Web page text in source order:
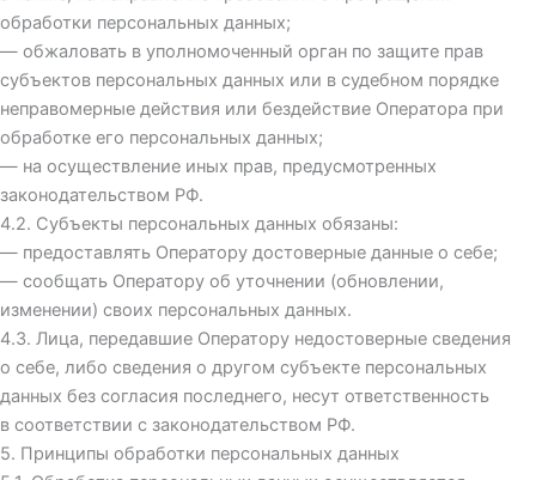
обработки персональных данных;
— обжаловать в уполномоченный орган по защите прав
субъектов персональных данных или в судебном порядке
неправомерные действия или бездействие Оператора при
обработке его персональных данных;
— на осуществление иных прав, предусмотренных
законодательством РФ.
4.2. Субъекты персональных данных обязаны:
— предоставлять Оператору достоверные данные о себе;
— сообщать Оператору об уточнении (обновлении,
изменении) своих персональных данных.
4.3. Лица, передавшие Оператору недостоверные сведения
о себе, либо сведения о другом субъекте персональных
данных без согласия последнего, несут ответственность
в соответствии с законодательством РФ.
5. Принципы обработки персональных данных